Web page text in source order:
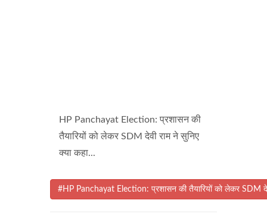
HP Panchayat Election: प्रशासन की
तैयारियों को लेकर SDM देवी राम ने सुनिए
क्या कहा...
#HP Panchayat Election: प्रशासन की तैयारियों को लेकर SDM